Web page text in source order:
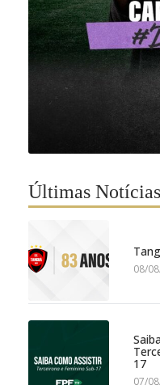
Últimas Notícias
08/
17
07/